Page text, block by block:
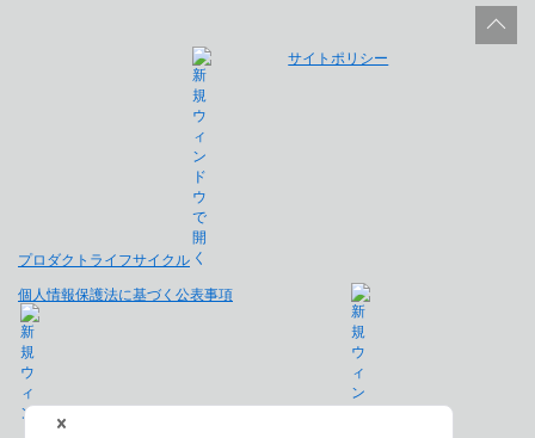
プロダクトライフサイクル
サイトポリシー
個人情報保護法に基づく公表事項